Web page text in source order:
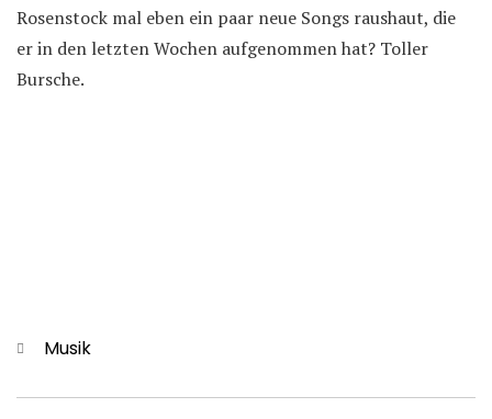
Rosenstock mal eben ein paar neue Songs raushaut, die
er in den letzten Wochen aufgenommen hat? Toller
Bursche.
Kategorien
Musik